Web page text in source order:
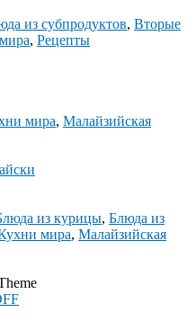
из субпродуктов, Вторые
, Рецепты
мира, Малайзийская
из курицы, Блюда из
мира, Малайзийская